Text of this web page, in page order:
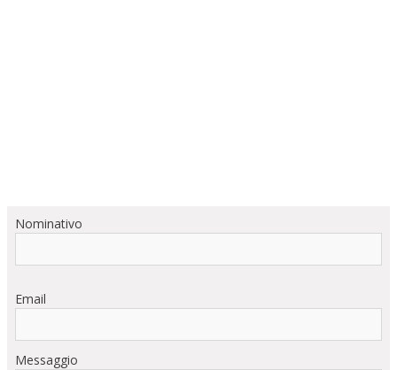
Nominativo
Email
Messaggio